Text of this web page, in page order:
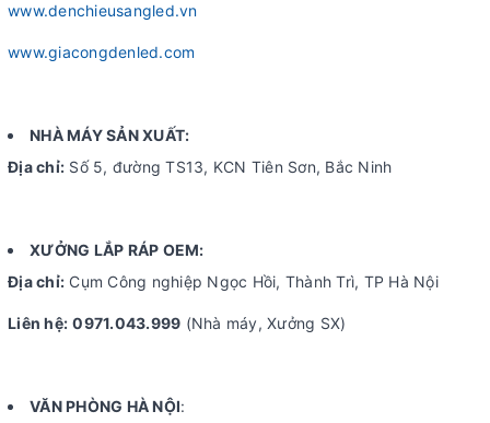
www.denchieusangled.vn
www.giacongdenled.com
NHÀ MÁY SẢN XUẤT:
Địa chỉ: Số 5, đường TS13, KCN Tiên Sơn, Bắc Ninh
XƯỞNG LẮP RÁP OEM:
Địa chỉ: Cụm Công nghiệp Ngọc Hồi, Thành Trì, TP Hà Nội
Liên hệ: 0971.043.999 (Nhà máy, Xưởng SX)
VĂN PHÒNG HÀ NỘI: